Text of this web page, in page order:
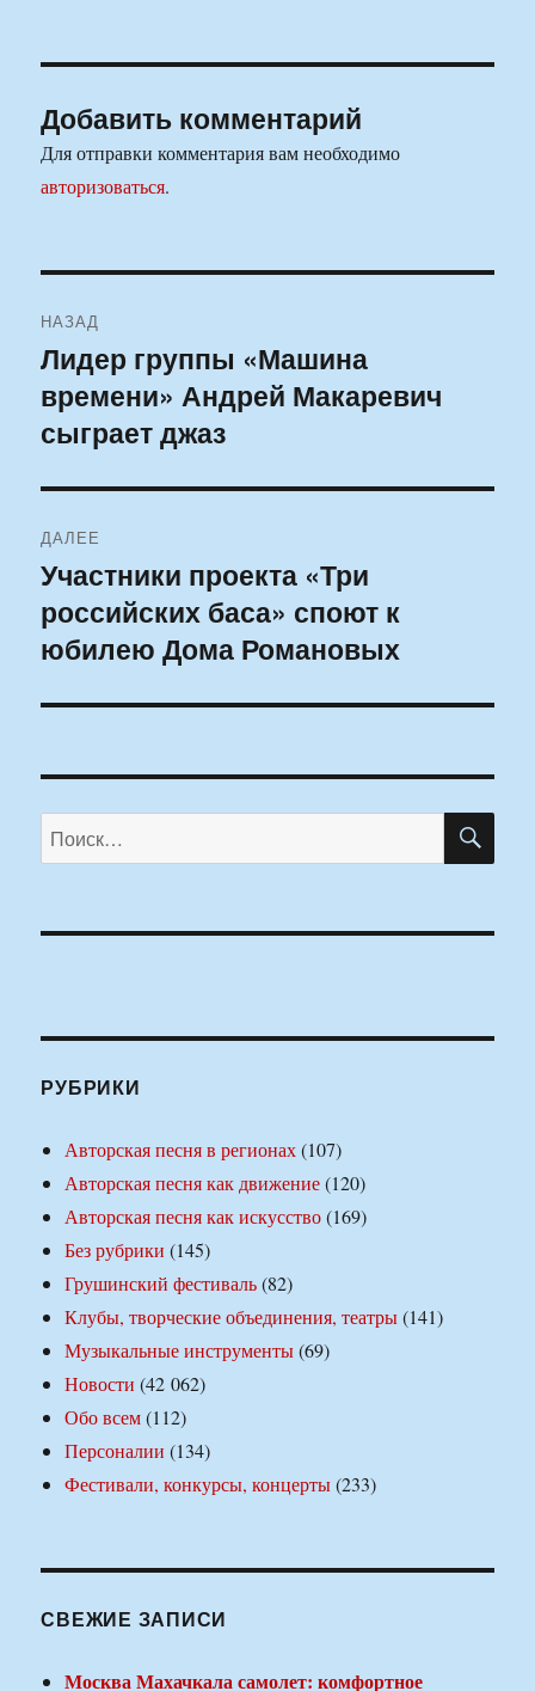
Добавить комментарий
Для отправки комментария вам необходимо
авторизоваться.
по
записям
НАЗАД
Предыдущая
запись:
Лидер группы «Машина
времени» Андрей Макаревич
сыграет джаз
ДАЛЕЕ
Следующая
запись:
Участники проекта «Три
российских баса» споют к
юбилею Дома Романовых
Искать:
РУБРИКИ
Авторская песня в регионах(107)
Авторская песня как движение(120)
Авторская песня как искусство(169)
Без рубрики (145)
Грушинский фестиваль(82)
Клубы, творческие объединения, театры(141)
Музыкальные инструменты(69)
Новости (42 062)
Обо всем(112)
Персоналии (134)
Фестивали, конкурсы, концерты(233)
СВЕЖИЕ ЗАПИСИ
Москва Махачкала самолет: комфортное